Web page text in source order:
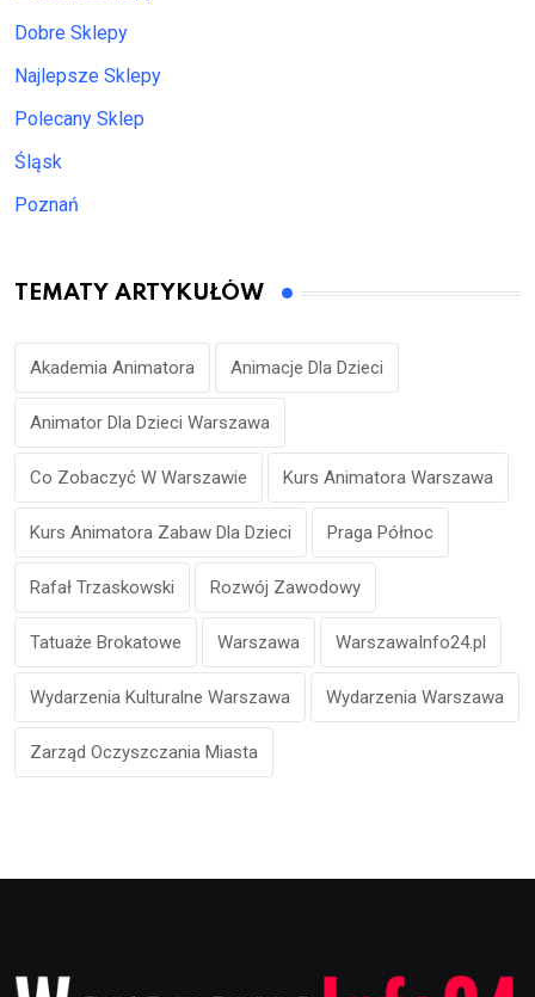
Dobre Sklepy
Najlepsze Sklepy
Polecany Sklep
Śląsk
Poznań
TEMATY ARTYKUŁÓW
Akademia Animatora Animacje Dla Dzieci
Animator Dla Dzieci Warszawa
Co Zobaczyć W Warszawie Kurs Animatora Warszawa
Kurs Animatora Zabaw Dla Dzieci Praga Północ
Rafał Trzaskowski Rozwój Zawodowy
Tatuaże Brokatowe Warszawa WarszawaInfo24.pl
Wydarzenia Kulturalne Warszawa Wydarzenia Warszawa
Zarząd Oczyszczania Miasta